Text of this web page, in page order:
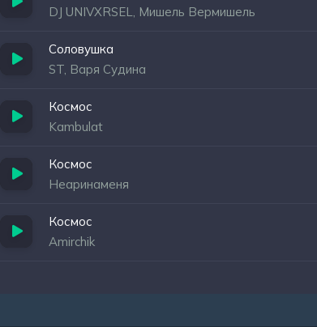
DJ UNIVXRSEL, Мишель Вермишель
Соловушка
ST, Варя Судина
Космос
Kambulat
Космос
Неаринаменя
Космос
Amirchik